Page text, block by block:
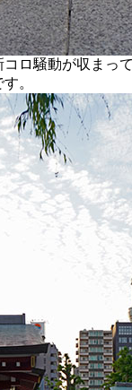
ロ騒動が収まっ
。